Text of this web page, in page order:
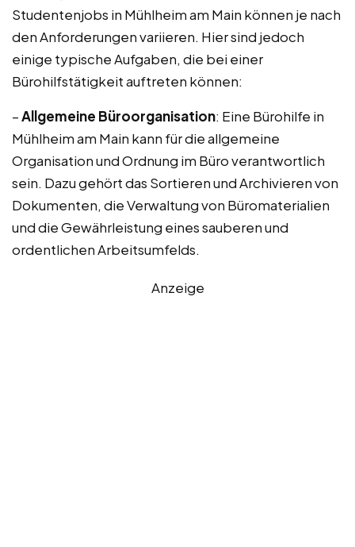
Studentenjobs in Mühlheim am Main können je nach
den Anforderungen variieren. Hier sind jedoch
einige typische Aufgaben, die bei einer
Bürohilfstätigkeit auftreten können:
–Allgemeine Büroorganisation: Eine Bürohilfe in
Mühlheim am Main kann für die allgemeine
Organisation und Ordnung im Büro verantwortlich
sein. Dazu gehört das Sortieren und Archivieren von
Dokumenten, die Verwaltung von Büromaterialien
und die Gewährleistung eines sauberen und
ordentlichen Arbeitsumfelds.
Anzeige